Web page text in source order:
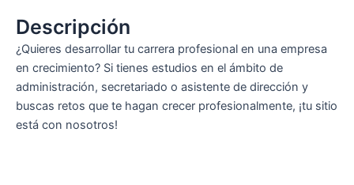
Descripción
¿Quieres desarrollar tu carrera profesional en una empresa
en crecimiento? Si tienes estudios en el ámbito de
administración, secretariado o asistente de dirección y
buscas retos que te hagan crecer profesionalmente, ¡tu sitio
está con nosotros!